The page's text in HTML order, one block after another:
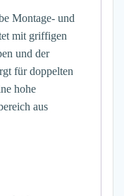
Montage- und
mit griffigen
und der
für doppelten
hohe
aus